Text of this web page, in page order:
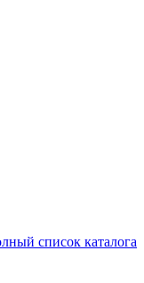
список каталога